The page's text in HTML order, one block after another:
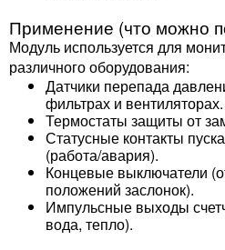
Применение (что можно
Модуль используется для
различного оборудования:
Датчики перепада
фильтрах и вентиляторах.
Термостаты защиты от
Статусные контакты
(работа/авария).
Концевые выключатели
положений заслонок).
Импульсные выходы
вода, тепло).